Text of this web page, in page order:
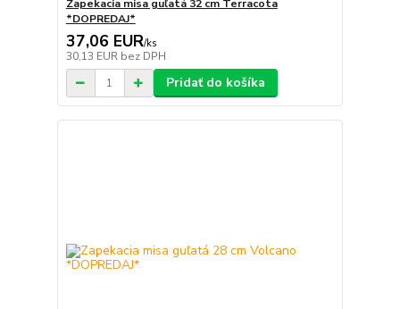
Zapekacia misa guľatá 32 cm Terracota
*DOPREDAJ*
37,06 EUR/ks
30,13 EUR bez DPH
Pridať do košíka